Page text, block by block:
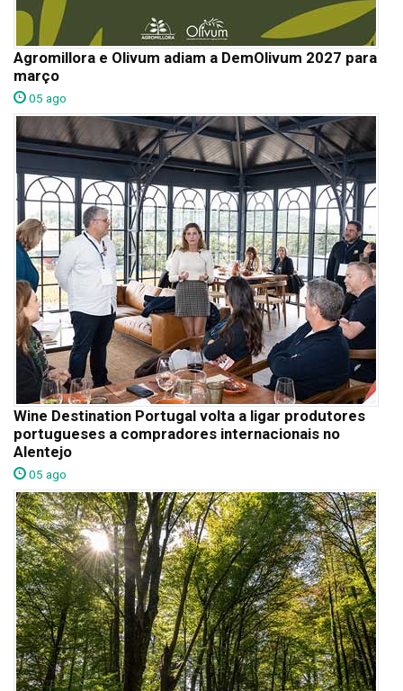
Agromillora e Olivum adiam a DemOlivum 2027 para
março
05 ago
Wine Destination Portugal volta a ligar produtores
portugueses a compradores internacionais no
Alentejo
05 ago